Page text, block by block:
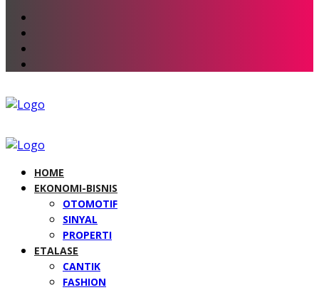
HOME
EKONOMI-BISNIS
OTOMOTIF
SINYAL
PROPERTI
ETALASE
CANTIK
FASHION